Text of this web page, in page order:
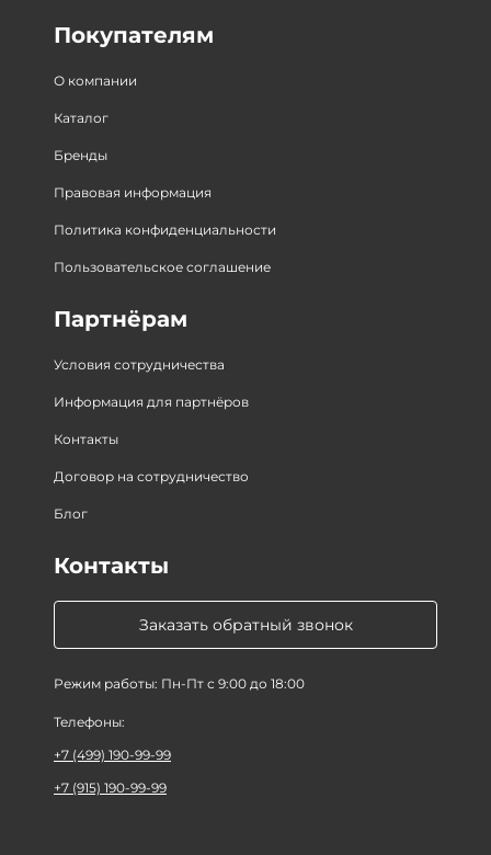
Покупателям
О компании
Каталог
Бренды
Правовая информация
Политика конфиденциальности
Пользовательское соглашение
Партнёрам
Условия сотрудничества
Информация для партнёров
Контакты
Договор на сотрудничество
Блог
Заказать обратный звонок
Режим работы: Пн-Пт с 9:00 до 18:00
Контакты
Телефоны:
+7 (499) 190-99-99
+7 (915) 190-99-99